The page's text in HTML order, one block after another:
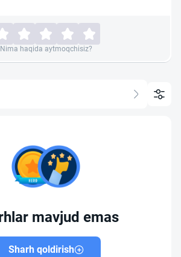
Nima haqida aytmoqchisiz?
mavjud emas
Sharh qoldirish